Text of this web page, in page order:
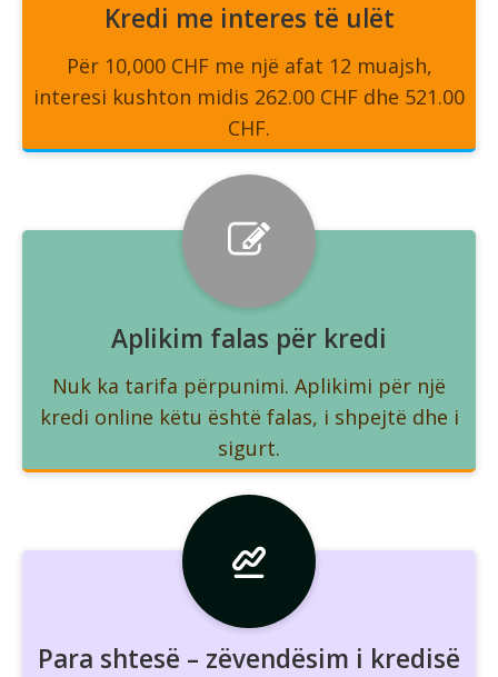
Kredi me interes të ulët
Për 10,000 CHF me një afat 12 muajsh,
interesi kushton midis 262.00 CHF dhe 521.00
CHF.
Aplikim falas për kredi
Nuk ka tarifa përpunimi. Aplikimi për një
kredi online këtu është falas, i shpejtë dhe i
sigurt.
Para shtesë – zëvendësim i kredisë